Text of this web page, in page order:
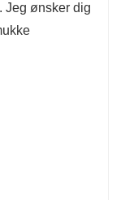
Jeg ønsker dig